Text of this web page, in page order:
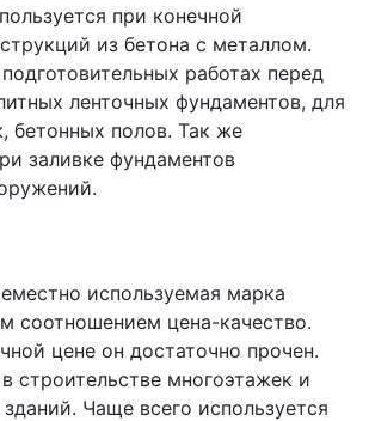
при конечной
из бетона с металлом.
работах перед
ленточных фундаментов, для
бетонных полов. Так же
заливке фундаментов
используемая марка
соотношением цена-качество.
цене он достаточно прочен.
строительстве многоэтажек и
Чаще всего используется